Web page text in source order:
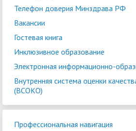
Телефон доверия Минздрава РФ
Вакансии
Гостевая книга
Инклюзивное образование
Электронная информационно-
Внутренняя система оценки
(ВСОКО)
Профессиональная навигация